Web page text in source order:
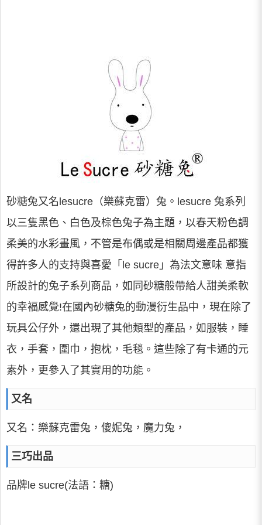
砂糖兔又名lesucre（樂蘇克雷）兔。lesucre 兔系列
以三隻黑色、白色及棕色兔子為主題，以春天粉色調
柔美的水彩畫風，不管是布偶或是相關周邊產品都獲
得許多人的支持與喜愛「le sucre」為法文意味 意指
所設計的兔子系列商品，如同砂糖般帶給人甜美柔軟
的幸褔感覺!在國內砂糖兔的動漫衍生品中，現在除了
玩具公仔外，還出現了其他類型的產品，如服裝，睡
衣，手套，圍巾，抱枕，毛毯。這些除了有卡通的元
素外，更參入了其實用的功能。
又名
又名：樂蘇克雷兔，傻妮兔，魔力兔，
三巧出品
品牌le sucre(法語：糖)